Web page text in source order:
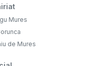
Mures
de Mures